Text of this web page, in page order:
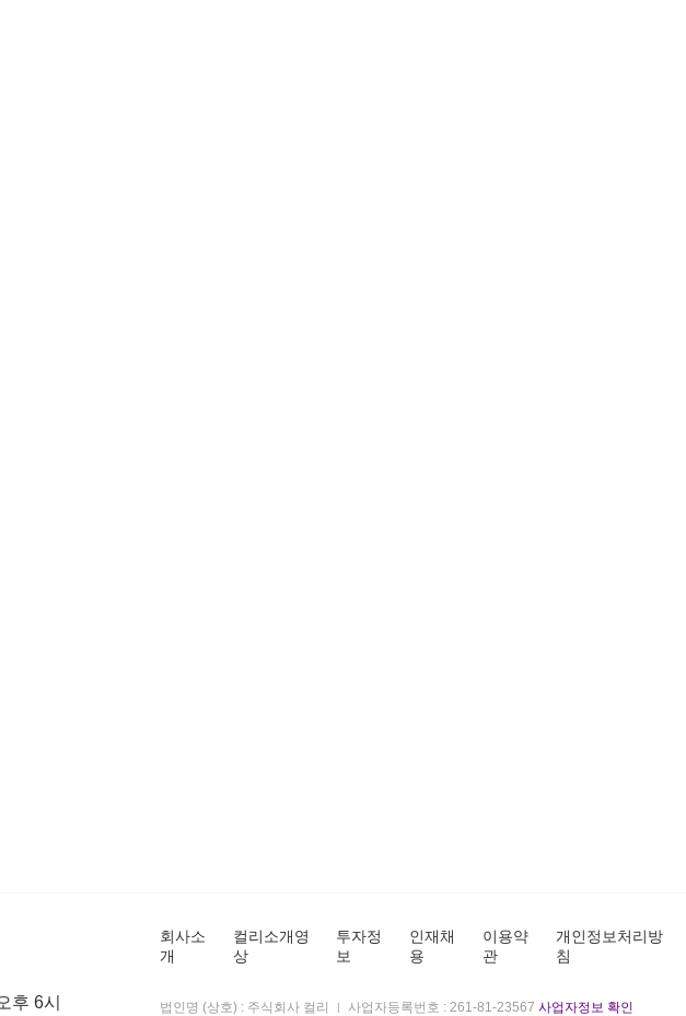
후 6시
회사소
개
컬리소개영
상
투자정
보
인재채
용
이용약
관
개인정보처리방
침
법인명 (상호) : 주식회사 컬리 사업자등록번호 : 261-81-23567 사업자정보 확인